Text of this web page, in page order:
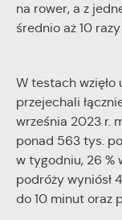
na rower, a z
średnio aż 10
W testach wzięło
przejechali
września 2023 r.
ponad 563 tys.
w tygodniu, 26 %
podróży wyniósł
do 10 minut oraz